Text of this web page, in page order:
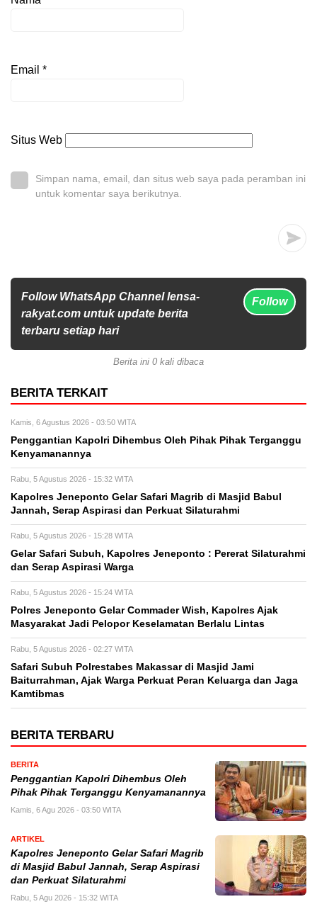
Email *
Situs Web
Simpan nama, email, dan situs web saya pada peramban ini
untuk komentar saya berikutnya.
Follow WhatsApp Channel lensa-
rakyat.com untuk update berita
terbaru setiap hari
Follow
Berita ini 0 kali dibaca
BERITA TERKAIT
Kamis, 6 Agustus 2026 - 03:50 WITA
Penggantian Kapolri Dihembus Oleh Pihak Pihak Terganggu
Kenyamanannya
Rabu, 5 Agustus 2026 - 15:32 WITA
Kapolres Jeneponto Gelar Safari Magrib di Masjid Babul
Jannah, Serap Aspirasi dan Perkuat Silaturahmi
Rabu, 5 Agustus 2026 - 15:28 WITA
Gelar Safari Subuh, Kapolres Jeneponto : Pererat Silaturahmi
dan Serap Aspirasi Warga
Rabu, 5 Agustus 2026 - 15:24 WITA
Polres Jeneponto Gelar Commader Wish, Kapolres Ajak
Masyarakat Jadi Pelopor Keselamatan Berlalu Lintas
Rabu, 5 Agustus 2026 - 02:27 WITA
Safari Subuh Polrestabes Makassar di Masjid Jami
Baiturrahman, Ajak Warga Perkuat Peran Keluarga dan Jaga
Kamtibmas
BERITA TERBARU
BERITA
Penggantian Kapolri Dihembus Oleh
Pihak Pihak Terganggu Kenyamanannya
Kamis, 6 Agu 2026 - 03:50 WITA
ARTIKEL
Kapolres Jeneponto Gelar Safari Magrib
di Masjid Babul Jannah, Serap Aspirasi
dan Perkuat Silaturahmi
Rabu, 5 Agu 2026 - 15:32 WITA